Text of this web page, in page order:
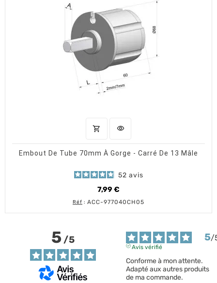
shopping_cart AJOUTER AU PANIER
visibility
Embout De Tube 70mm À Gorge - Carré De 13 Mâle
52 avis
7,99 €
Prix
Réf : ACC-977040CH05
5/5 5/
Avis vérifié
Conforme à mon attente.
Adapté aux autres produits
de ma commande.